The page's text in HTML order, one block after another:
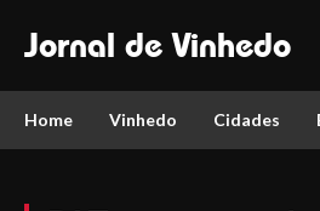
Jornal de Vinhedo
Home Vinhedo Cidades